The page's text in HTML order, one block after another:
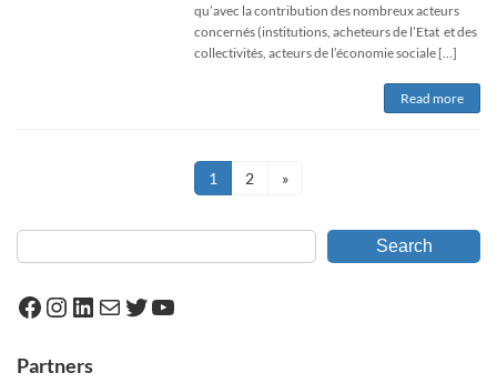
qu’avec la contribution des nombreux acteurs
concernés (institutions, acheteurs de l’Etat et des
collectivités, acteurs de l’économie sociale […]
Read more
articles
Page
1 Page
2 »
Search
Facebook
Instagram
LinkedIn
MailTwitter
YouTube
Partners